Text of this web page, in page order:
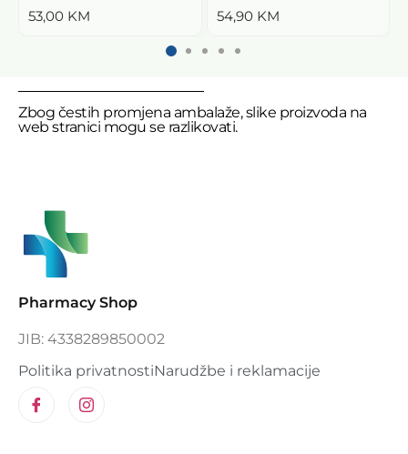
53,00 KM 54,90 KM
Zbog čestih promjena ambalaže, slike proizvoda na
web stranici mogu se razlikovati.
Pharmacy Shop
JIB: 4338289850002
Politika privatnostiNarudžbe i reklamacije